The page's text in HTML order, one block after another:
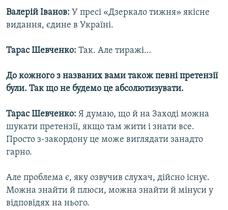
Валерій Іванов: У пресі «Дзеркало тижня» якісне
видання, єдине в Україні.
Тарас Шевченко: Так. Але тиражі…
До кожного з названих вами також певні претензії
були. Так що не будемо це абсолютизувати.
Тарас Шевченко: Я думаю, що й на Заході можна
шукати претензії, якщо там жити і знати все.
Просто з-закордону це може виглядати занадто
гарно.
Але проблема є, яку озвучив слухач, дійсно існує.
Можна знайти й плюси, можна знайти й мінуси у
відповідях на нього.